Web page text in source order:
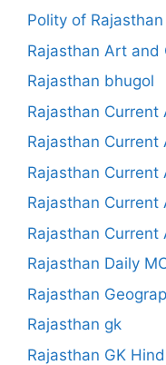
Polity of Rajasthan
Rajasthan Art and
Rajasthan bhugol
Rajasthan
Rajasthan
Rajasthan
Rajasthan
Rajasthan
Rajasthan Daily
Rajasthan
Rajasthan gk
Rajasthan GK